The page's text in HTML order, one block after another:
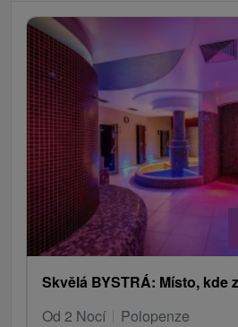
Skvělá BYSTRÁ: Místo, kde
Od 2 Nocí
Polopenze